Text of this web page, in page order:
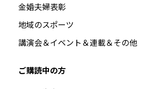
金婚夫婦表彰
地域のスポーツ
講演会＆イベント＆連載＆その他
ご購読中の方